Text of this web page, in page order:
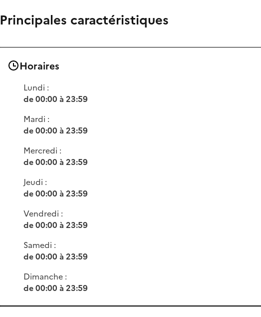
Principales caractéristiques
Horaires
Lundi :
de 00:00 à 23:59
Mardi :
de 00:00 à 23:59
Mercredi :
de 00:00 à 23:59
Jeudi :
de 00:00 à 23:59
Vendredi :
de 00:00 à 23:59
Samedi :
de 00:00 à 23:59
Dimanche :
de 00:00 à 23:59